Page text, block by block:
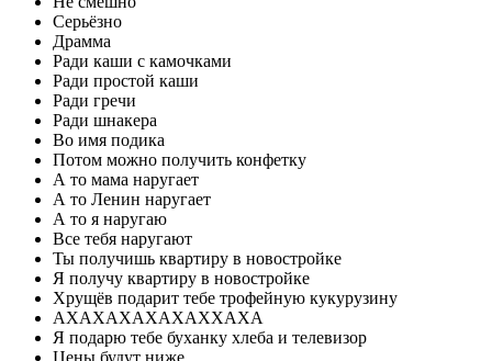
Серьёзно
Драмма
Ради каши с камочками
Ради простой каши
Ради гречи
Ради шнакера
Во имя подика
Потом можно получить конфетку
А то мама наругает
А то Ленин наругает
А то я наругаю
Все тебя наругают
Ты получишь квартиру в новостройке
Я получу квартиру в новостройке
Хрущёв подарит тебе трофейную кукурузину
АХАХАХАХАХАХХАХА
Я подарю тебе буханку хлеба и телевизор